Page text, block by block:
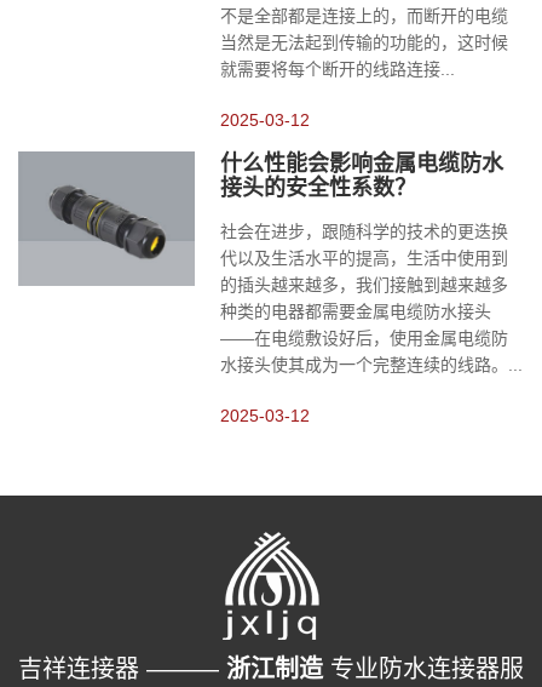
不是全部都是连接上的，而断开的电缆
当然是无法起到传输的功能的，这时候
就需要将每个断开的线路连接...
2025-03-12
什么性能会影响金属电缆防水
接头的安全性系数？
社会在进步，跟随科学的技术的更迭换
代以及生活水平的提高，生活中使用到
的插头越来越多，我们接触到越来越多
种类的电器都需要金属电缆防水接头
——在电缆敷设好后，使用金属电缆防
水接头使其成为一个完整连续的线路。...
2025-03-12
吉祥连接器 ——— 浙江制造专业防水连接器服